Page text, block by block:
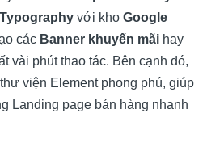
Typography với kho Google
các Banner khuyến mãi hay
vài phút thao tác. Bên cạnh đó,
viện Element phong phú, giúp
Landing page bán hàng nhanh